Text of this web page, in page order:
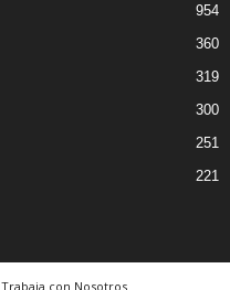
954
360
319
300
251
221
Trabaja con Nosotros